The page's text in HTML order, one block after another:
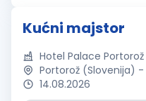
Kućni majstor
Hotel Palace Portorož
Portorož (Slovenija) -
14.08.2026